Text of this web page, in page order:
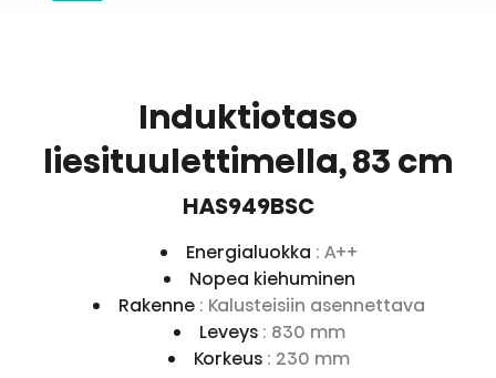
Induktiotaso
liesituulettimella, 83 cm
HAS949BSC
Energialuokka : A++
Nopea kiehuminen
Rakenne : Kalusteisiin asennettava
Leveys : 830 mm
Korkeus : 230 mm